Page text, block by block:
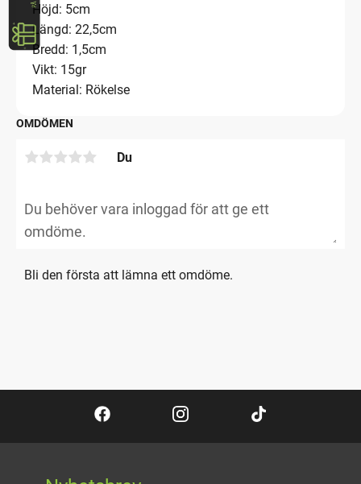
Höjd: 5cm
Längd: 22,5cm
Bredd: 1,5cm
Vikt: 15gr
Material: Rökelse
OMDÖMEN
Du
Bli den första att lämna ett omdöme.